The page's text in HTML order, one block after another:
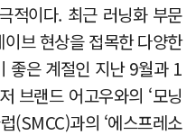
적이다. 최근 러닝화 부문
브 현상을 접목한 다양한
좋은 계절인 지난 9월과 1
브랜드 어고우와의 ‘모닝
(SMCC)과의 ‘에스프레소